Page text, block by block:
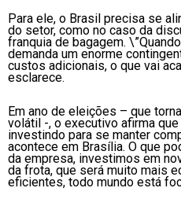
Para ele, o Brasil precisa se
do setor, como no caso da
franquia de bagagem.
demanda um enorme
custos adicionais, o que vai
esclarece.
Em ano de eleições – que
volátil -, o executivo afirma
investindo para se manter
acontece em Brasília. O que
da empresa, investimos em
da frota, que será muito mais
eficientes, todo mundo está